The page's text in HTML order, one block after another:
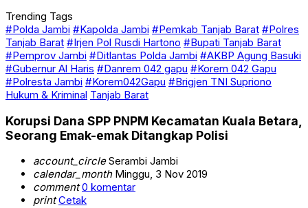
Trending Tags
#Polda Jambi #Kapolda Jambi #Pemkab Tanjab Barat #Polres
Tanjab Barat #Irjen Pol Rusdi Hartono #Bupati Tanjab Barat
#Pemprov Jambi #Ditlantas Polda Jambi #AKBP Agung Basuki
#Gubernur Al Haris #Danrem 042 gapu #Korem 042 Gapu
#Polresta Jambi #Korem042Gapu #Brigjen TNI Supriono
Hukum & Kriminal Tanjab Barat
Korupsi Dana SPP PNPM Kecamatan Kuala Betara,
Seorang Emak-emak Ditangkap Polisi
account_circleSerambi Jambi
calendar_monthMinggu, 3 Nov 2019
comment 0 komentar
print Cetak